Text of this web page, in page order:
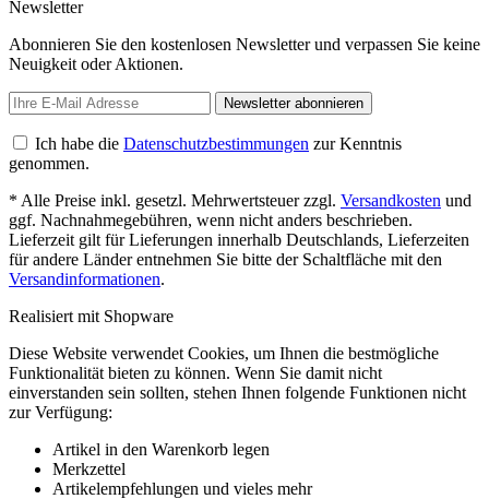
Newsletter
Abonnieren Sie den kostenlosen Newsletter und verpassen Sie keine
Neuigkeit oder Aktionen.
Newsletter abonnieren
Ich habe die Datenschutzbestimmungen zur Kenntnis
genommen.
* Alle Preise inkl. gesetzl. Mehrwertsteuer zzgl. Versandkosten und
ggf. Nachnahmegebühren, wenn nicht anders beschrieben.
Lieferzeit gilt für Lieferungen innerhalb Deutschlands, Lieferzeiten
für andere Länder entnehmen Sie bitte der Schaltfläche mit den
Versandinformationen.
Realisiert mit Shopware
Diese Website verwendet Cookies, um Ihnen die bestmögliche
Funktionalität bieten zu können. Wenn Sie damit nicht
einverstanden sein sollten, stehen Ihnen folgende Funktionen nicht
zur Verfügung:
Artikel in den Warenkorb legen
Merkzettel
Artikelempfehlungen und vieles mehr